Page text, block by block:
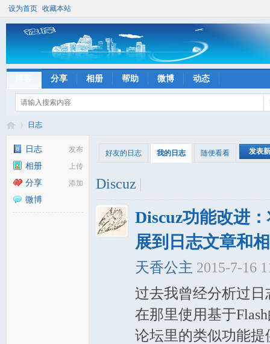
设为首页 收藏本站
分享 相册 帮助 微博 动态
日志
发布
日志
上传
相册
添加
分享
微博
好友的日志 我的日志 随便看看 发表
Discuz |
Discuz功能改进
展到日志文章和
天香公主 2015-7-16
过去我曾经分析过
在那里使用基于
论坛里的类似功能提